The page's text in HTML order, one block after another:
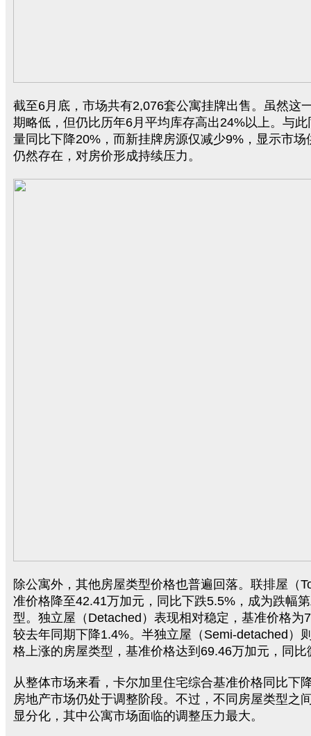
截至6月底，市场共有2,076套公寓挂牌出售。虽然这
期略低，但仍比历年6月平均库存高出24%以上。与
量同比下降20%，而新挂牌房源仅减少9%，显示市场
仍然存在，对房价形成持续压力。
除公寓外，其他房屋类型价格也普遍回落。联排屋（
准价格降至42.41万加元，同比下跌5.5%，成为跌幅
型。独立屋（Detached）表现相对稳定，基准价格为
较去年同期下降1.4%。半独立屋（Semi-detached）
格上涨的房屋类型，基准价格达到69.46万加元，同比
从整体市场来看，卡尔加里住宅综合基准价格同比下
房地产市场仍处于调整阶段。不过，不同房屋类型之
显分化，其中公寓市场面临的调整压力最大。